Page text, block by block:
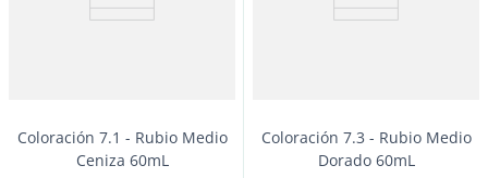
Comprar
Coloración 7.1 - Rubio Medio
Ceniza 60mL
Coloración 7.3 - Rubio Medio
Dorado 60mL